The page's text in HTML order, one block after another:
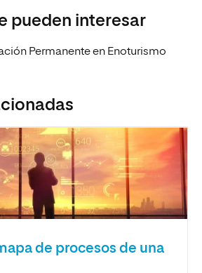
pueden interesar
Permanente en Enoturismo
de procesos de una